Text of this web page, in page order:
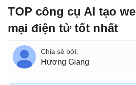
TOP công cụ AI tạo
mại điện tử tốt nhất
Hương Giang